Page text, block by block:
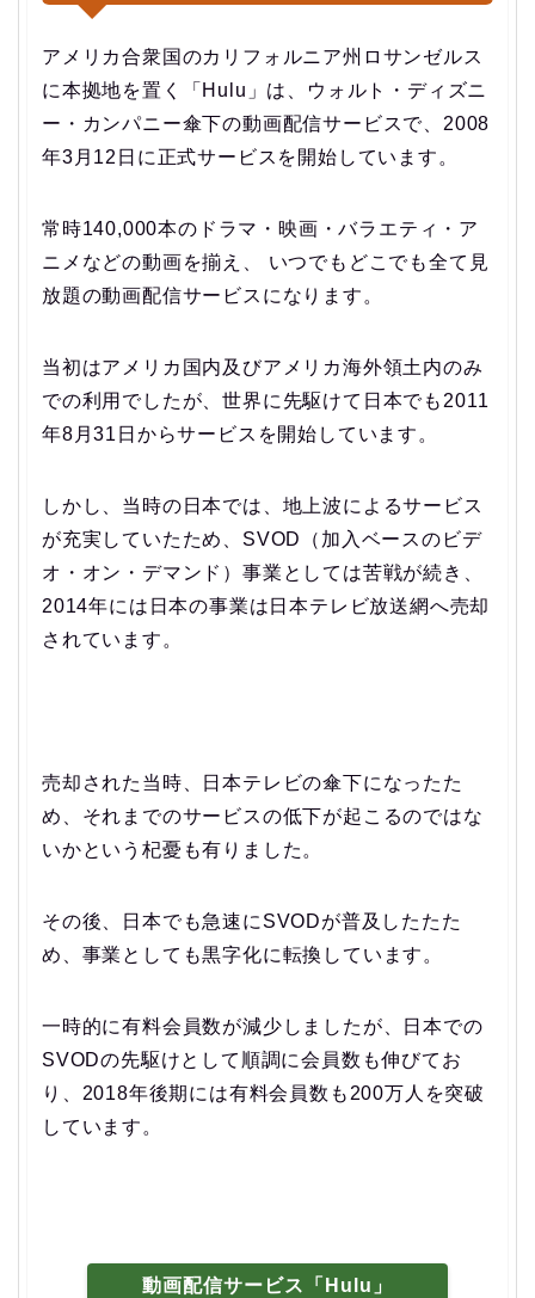
アメリカ合衆国のカリフォルニア州ロサンゼルス
に本拠地を置く「Hulu」は、ウォルト・ディズニ
ー・カンパニー傘下の動画配信サービスで、2008
年3月12日に正式サービスを開始しています。
常時140,000本のドラマ・映画・バラエティ・ア
ニメなどの動画を揃え、 いつでもどこでも全て見
放題の動画配信サービスになります。
当初はアメリカ国内及びアメリカ海外領土内のみ
での利用でしたが、世界に先駆けて日本でも2011
年8月31日からサービスを開始しています。
しかし、当時の日本では、地上波によるサービス
が充実していたため、SVOD（加入ベースのビデ
オ・オン・デマンド）事業としては苦戦が続き、
2014年には日本の事業は日本テレビ放送網へ売却
されています。
売却された当時、日本テレビの傘下になったた
め、それまでのサービスの低下が起こるのではな
いかという杞憂も有りました。
その後、日本でも急速にSVODが普及したたた
め、事業としても黒字化に転換しています。
一時的に有料会員数が減少しましたが、日本での
SVODの先駆けとして順調に会員数も伸びてお
り、2018年後期には有料会員数も200万人を突破
しています。
動画配信サービス「Hulu」